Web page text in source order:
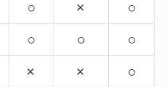
○ × ○
○ ○ ○
× × ○